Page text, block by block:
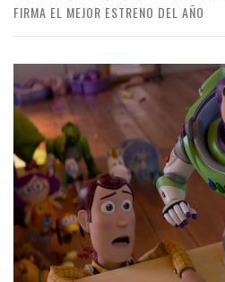
FIRMA EL MEJOR ESTRENO DEL AÑO